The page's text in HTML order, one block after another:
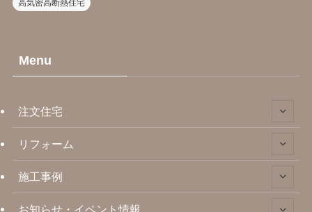
高気密高断熱住宅
Menu
注文住宅
リフォーム
施工事例